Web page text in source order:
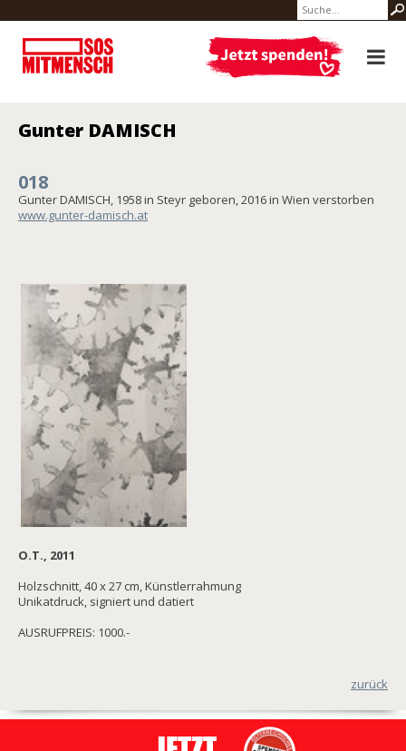
Gunter DAMISCH
018
Gunter DAMISCH, 1958 in Steyr geboren, 2016 in Wien verstorben
www.gunter-damisch.at
O.T., 2011
Holzschnitt, 40 x 27 cm, Künstlerrahmung
Unikatdruck, signiert und datiert
AUSRUFPREIS: 1000.-
zurück